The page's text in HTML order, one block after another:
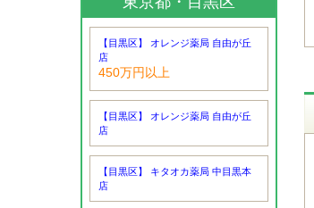
【目黒区】 オレンジ薬局 自由が丘
店
450万円以上
【目黒区】 オレンジ薬局 自由が丘
店
【目黒区】 キタオカ薬局 中目黒本
店